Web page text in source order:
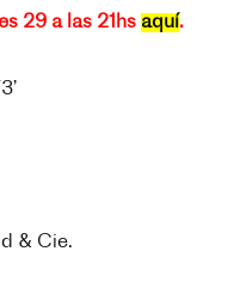
29 a las 21hs aquí.
& Cie.